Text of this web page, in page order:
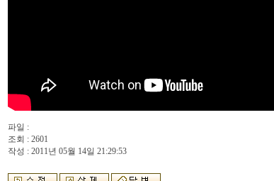
파일 :
조회 : 2601
작성 : 2011년 05월 14일 21:29:53